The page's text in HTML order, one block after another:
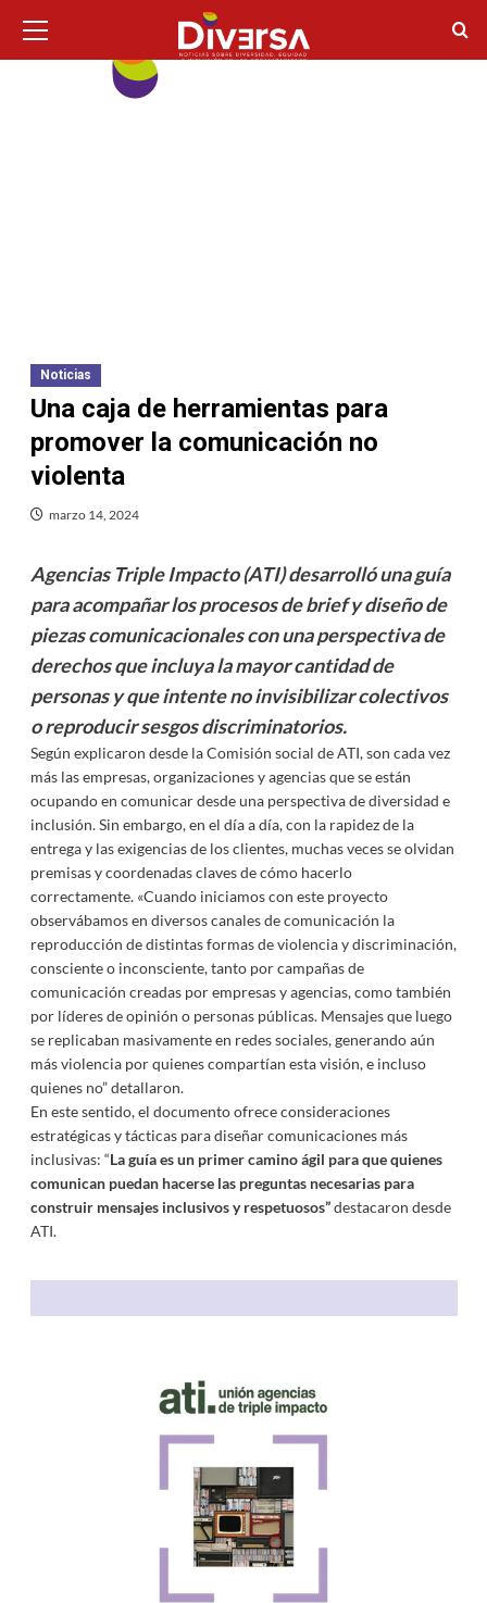
contenido
principal
Noticias
Una caja de herramientas para
promover la comunicación no
violenta
marzo 14, 2024
Agencias Triple Impacto (ATI) desarrolló una guía
para acompañar los procesos de brief y diseño de
piezas comunicacionales con una perspectiva de
derechos que incluya la mayor cantidad de
personas y que intente no invisibilizar colectivos
o reproducir sesgos discriminatorios.
Según explicaron desde la Comisión social de ATI, son cada vez
más las empresas, organizaciones y agencias que se están
ocupando en comunicar desde una perspectiva de diversidad e
inclusión. Sin embargo, en el día a día, con la rapidez de la
entrega y las exigencias de los clientes, muchas veces se olvidan
premisas y coordenadas claves de cómo hacerlo
correctamente. «Cuando iniciamos con este proyecto
observábamos en diversos canales de comunicación la
reproducción de distintas formas de violencia y discriminación,
consciente o inconsciente, tanto por campañas de
comunicación creadas por empresas y agencias, como también
por líderes de opinión o personas públicas. Mensajes que luego
se replicaban masivamente en redes sociales, generando aún
más violencia por quienes compartían esta visión, e incluso
quienes no” detallaron.
En este sentido, el documento ofrece consideraciones
estratégicas y tácticas para diseñar comunicaciones más
inclusivas: “La guía es un primer camino ágil para que quienes
comunican puedan hacerse las preguntas necesarias para
construir mensajes inclusivos y respetuosos”destacaron desde
ATI.